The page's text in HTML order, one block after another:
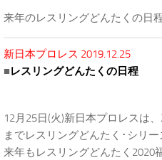
来年のレスリングどんたくの日
新日本プロレス 2019.12.25
■レスリングどんたくの日程
12月25日(火)新日本プロレスは
までレスリングどんたく･シリ
来年もレスリングどんたく2020